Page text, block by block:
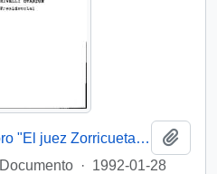
[Agradece el envío del libro "El juez Zorricueta y otros Relatos Des-Generados"]
Documento · 1992-01-28